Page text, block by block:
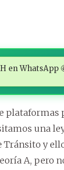
en WhatsApp
plataformas
una
y
A, pero